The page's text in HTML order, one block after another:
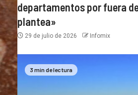
departamentos por fuera
plantea»
29 de julio de 2026 Infomix
3 min de lectura